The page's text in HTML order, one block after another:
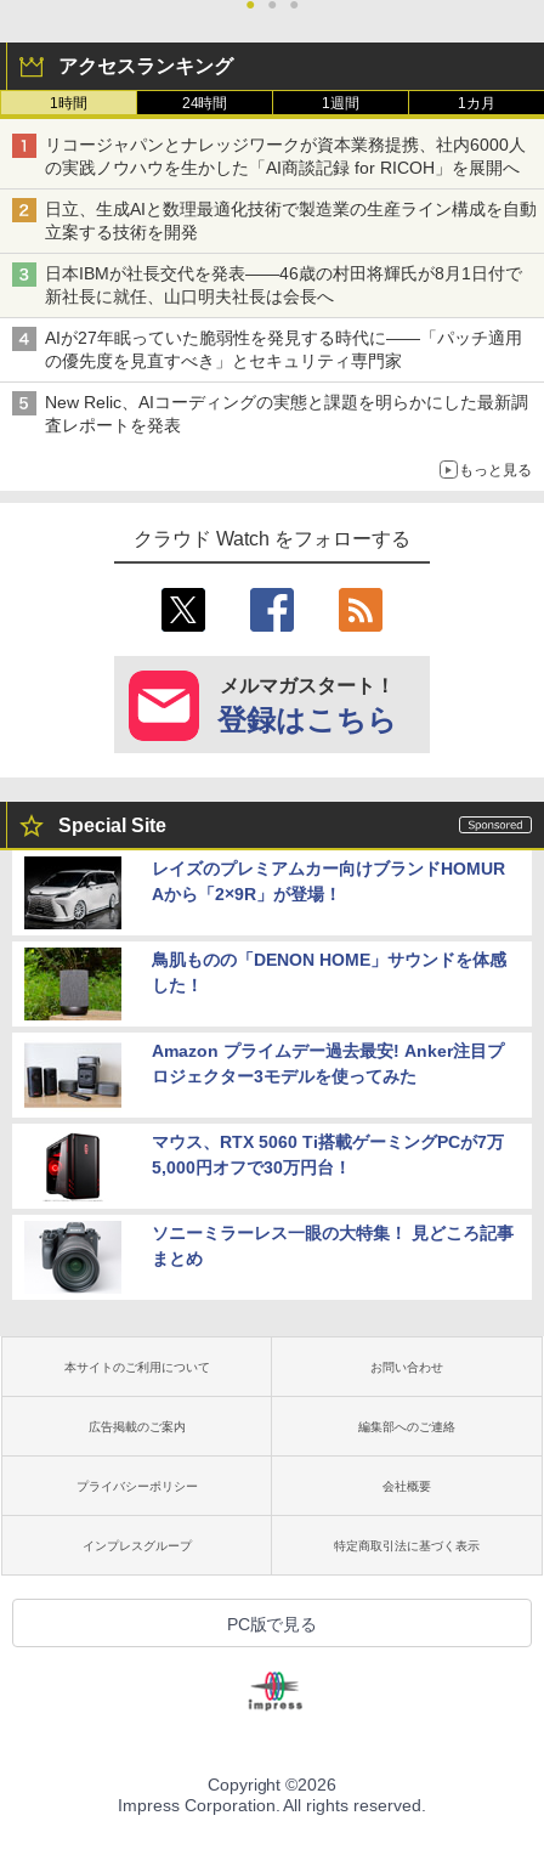
●
● ●
アクセスランキング
1時間 24時間 1週間 1カ月
リコージャパンとナレッジワークが資本業務提携、社内6000人
の実践ノウハウを生かした「AI商談記録 for RICOH」を展開へ
日立、生成AIと数理最適化技術で製造業の生産ライン構成を自動
立案する技術を開発
日本IBMが社長交代を発表――46歳の村田将輝氏が8月1日付で
新社長に就任、山口明夫社長は会長へ
AIが27年眠っていた脆弱性を発見する時代に――「パッチ適用
の優先度を見直すべき」とセキュリティ専門家
New Relic、AIコーディングの実態と課題を明らかにした最新調
査レポートを発表
もっと見る
クラウド Watch をフォローする
メルマガスタート！
登録はこちら
Special Site
レイズのプレミアムカー向けブランドHOMUR
Aから「2×9R」が登場！
鳥肌ものの「DENON HOME」サウンドを体感
した！
Amazon プライムデー過去最安! Anker注目プ
ロジェクター3モデルを使ってみた
マウス、RTX 5060 Ti搭載ゲーミングPCが7万
5,000円オフで30万円台！
ソニーミラーレス一眼の大特集！ 見どころ記事
まとめ
本サイトのご利用について お問い合わせ
広告掲載のご案内 編集部へのご連絡
プライバシーポリシー 会社概要
インプレスグループ 特定商取引法に基づく表示
PC版で見る
Copyright ©2026
Impress Corporation. All rights reserved.